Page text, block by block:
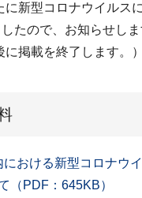
に新型コロナウイルス
たので、お知らせし
掲載を終了します。）
における新型コロナウ
（PDF：645KB）